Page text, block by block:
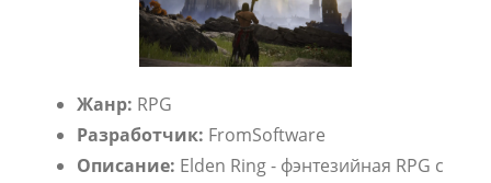
Жанр: RPG
Разработчик: FromSoftware
Описание: Elden Ring - фэнтезийная RPG с